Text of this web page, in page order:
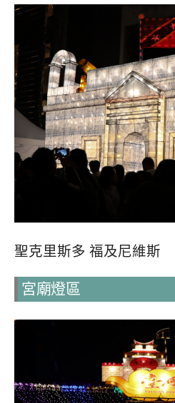
聖克里斯多 福及尼維斯
宮廟燈區